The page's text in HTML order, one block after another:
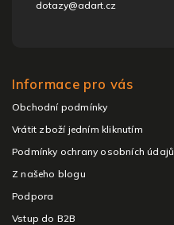
dotazy@adart.cz
Informace pro vás
Obchodní podmínky
Vrátit zboží jedním kliknutím
Podmínky ochrany osobních údajů
Z našeho blogu
Podpora
Vstup do B2B